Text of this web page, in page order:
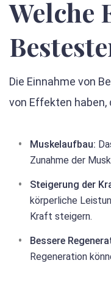
Welche
Die Einnahme von
von Effekten haben,
Muskelaufbau:
Zunahme der
Steigerung der
körperliche
Kraft steigern.
Bessere
Regeneration